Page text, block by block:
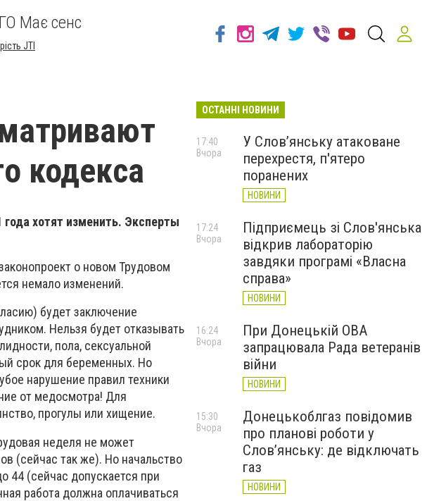
ГО Має сенс
JTI
кодекса
хотят изменить. Эксперты
о новом Трудовом
немало изменений.
будет заключение
Нельзя будет отказывать
пола, сексуальной
срок для беременных. Но
нарушение правил техники
от медосмотра! Для
прогулы или хищение.
неделя не может
(сейчас так же). Но начальство
44 (сейчас допускается при
работа должна оплачиваться
ОСТАННІ НОВИНИ
У Слов’янську атаковане
перехрестя, п'ятеро
поранених
НОВИНИ
17:40
Вчора
Підприємець зі Слов'янська
відкрив лабораторію
завдяки програмі «Власна
справа»
НОВИНИ
17:24
Вчора
При Донецькій ОВА
запрацювала Рада ветеранів
війни
НОВИНИ
16:24
Вчора
Донецькоблгаз повідомив
про планові роботи у
Слов’янську: де відключать
газ
НОВИНИ
15:30
Вчора